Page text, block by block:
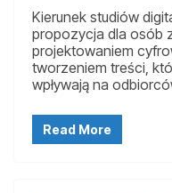
Kierunek studiów
propozycja dla osób
projektowaniem
tworzeniem treści,
wpływają na
Read More